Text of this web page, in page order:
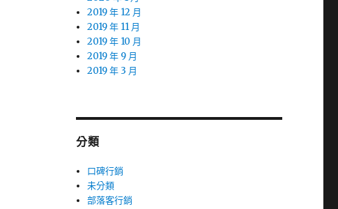
2019 年 12 月
2019 年 11 月
2019 年 10 月
2019 年 9 月
2019 年 3 月
分類
口碑行銷
未分類
部落客行銷